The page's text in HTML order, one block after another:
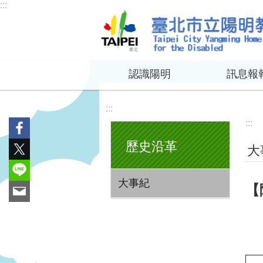
跳到主要內容區塊
:::
認識陽明 訊息報
:::
歷史沿革
大事紀
:::